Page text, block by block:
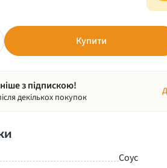
Купити
з підпискою!
декількох покупок
Соус